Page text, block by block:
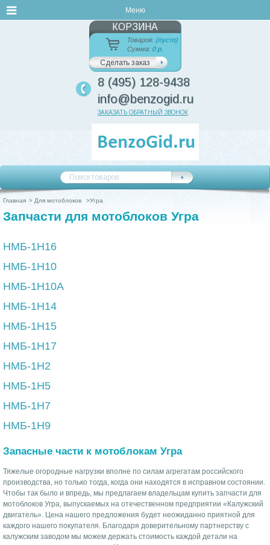
Меню
КОРЗИНА
Товаров: (пусто)
Сумма: 0 р.
Сделать заказ
8 (495) 128-9438
info@benzogid.ru
ЗАКАЗАТЬ ОБРАТНЫЙ ЗВОНОК
Главная > Для мотоблоков >Угра
Запчасти для мотоблоков Угра
HMБ-1Н16
НМБ-1Н10
НМБ-1Н10A
НМБ-1Н14
НМБ-1Н15
НМБ-1Н17
НМБ-1Н2
НМБ-1Н5
НМБ-1Н7
НМБ-1Н9
Запасные части к мотоблокам Угра
Тяжелые огородные нагрузки вполне по силам агрегатам российского
производства, но только тогда, когда они находятся в исправном состоянии.
Чтобы так было и впредь, мы предлагаем владельцам купить запчасти для
мотоблоков Угра, выпускаемых на отечественном предприятии «Калужский
двигатель». Цена нашего предложения будет неожиданно приятной для
каждого нашего покупателя. Благодаря доверительному партнерству с
калужским заводом мы можем держать стоимость каждой детали на